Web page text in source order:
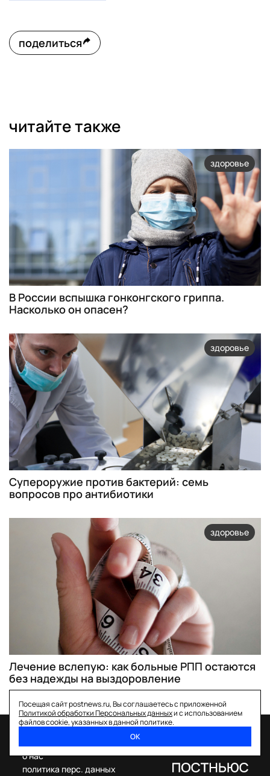
поделиться
читайте также
здоровье
В России вспышка гонконгского гриппа.
Насколько он опасен?
здоровье
Супероружие против бактерий: семь
вопросов про антибиотики
здоровье
Лечение вслепую: как больные РПП остаются
без надежды на выздоровление
Посещая сайт postnews.ru, Вы соглашаетесь с приложенной
Политикой обработки Персональных данныхи с использованием
файлов cookie, указанных в данной политике.
ОК
о нас
политика перс. данных